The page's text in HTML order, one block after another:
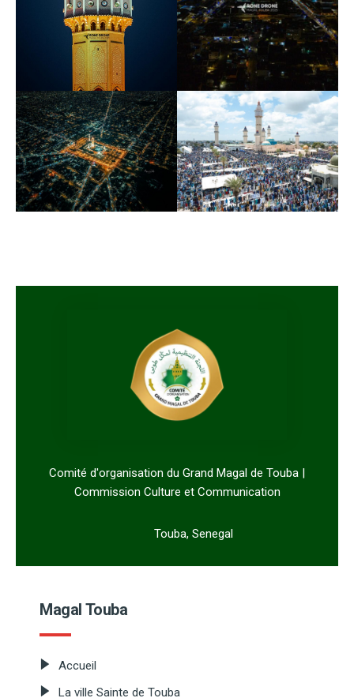
Comité d'organisation du Grand Magal de Touba |
Commission Culture et Communication
Touba, Senegal
Magal Touba
Accueil
La ville Sainte de Touba